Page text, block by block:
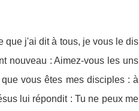
que j'ai dit à tous, je vous le dis
nouveau : Aimez-vous les uns
vous êtes mes disciples : à
lui répondit : Tu ne peux me